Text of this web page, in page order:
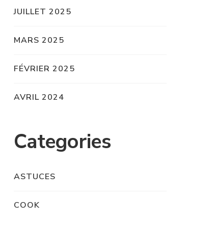
JUILLET 2025
MARS 2025
FÉVRIER 2025
AVRIL 2024
Categories
ASTUCES
COOK